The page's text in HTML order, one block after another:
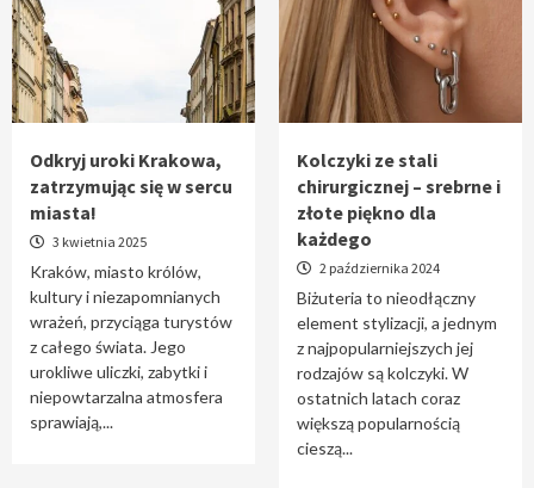
Odkryj uroki Krakowa,
zatrzymując się w sercu
miasta!
3 kwietnia 2025
Kraków, miasto królów,
kultury i niezapomnianych
wrażeń, przyciąga turystów
z całego świata. Jego
urokliwe uliczki, zabytki i
niepowtarzalna atmosfera
sprawiają,...
Kolczyki ze stali
chirurgicznej – srebrne i
złote piękno dla
każdego
2 października 2024
Biżuteria to nieodłączny
element stylizacji, a jednym
z najpopularniejszych jej
rodzajów są kolczyki. W
ostatnich latach coraz
większą popularnością
cieszą...